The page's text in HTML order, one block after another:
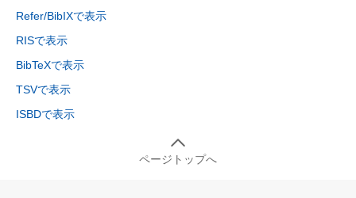
Refer/BibIXで表示
RISで表示
BibTeXで表示
TSVで表示
ISBDで表示
ページトップへ